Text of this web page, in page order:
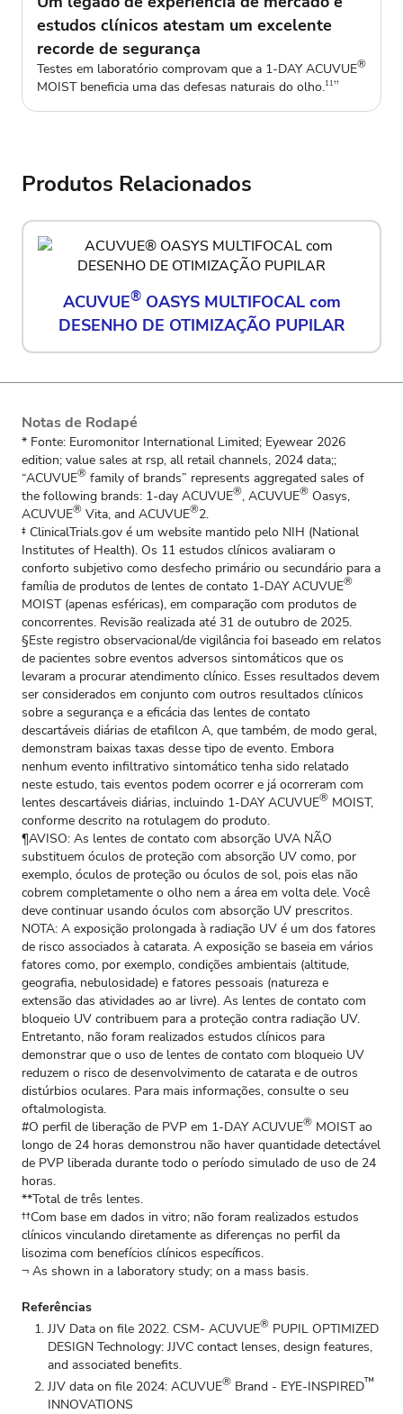
estudos clínicos atestam um excelente
recorde de segurança
Testes em laboratório comprovam que a 1-DAY ACUVUE®
MOIST beneficia uma das defesas naturais do olho.11††
Produtos Relacionados
ACUVUE®OASYS MULTIFOCAL com
DESENHO DE OTIMIZAÇÃO PUPILAR
Notas de Rodapé
* Fonte: Euromonitor International Limited; Eyewear 2026
edition; value sales at rsp, all retail channels, 2024 data;;
“ACUVUE® family of brands” represents aggregated sales of
the following brands: 1-day ACUVUE®, ACUVUE® Oasys,
ACUVUE® Vita, and ACUVUE®2.
‡ ClinicalTrials.gov é um website mantido pelo NIH (National
Institutes of Health). Os 11 estudos clínicos avaliaram o
conforto subjetivo como desfecho primário ou secundário para a
família de produtos de lentes de contato 1-DAY ACUVUE®
MOIST (apenas esféricas), em comparação com produtos de
concorrentes. Revisão realizada até 31 de outubro de 2025.
§Este registro observacional/de vigilância foi baseado em relatos
de pacientes sobre eventos adversos sintomáticos que os
levaram a procurar atendimento clínico. Esses resultados devem
ser considerados em conjunto com outros resultados clínicos
sobre a segurança e a eficácia das lentes de contato
descartáveis diárias de etafilcon A, que também, de modo geral,
demonstram baixas taxas desse tipo de evento. Embora
nenhum evento infiltrativo sintomático tenha sido relatado
neste estudo, tais eventos podem ocorrer e já ocorreram com
lentes descartáveis diárias, incluindo 1-DAY ACUVUE® MOIST,
conforme descrito na rotulagem do produto.
¶AVISO: As lentes de contato com absorção UVA NÃO
substituem óculos de proteção com absorção UV como, por
exemplo, óculos de proteção ou óculos de sol, pois elas não
cobrem completamente o olho nem a área em volta dele. Você
deve continuar usando óculos com absorção UV prescritos.
NOTA: A exposição prolongada à radiação UV é um dos fatores
de risco associados à catarata. A exposição se baseia em vários
fatores como, por exemplo, condições ambientais (altitude,
geografia, nebulosidade) e fatores pessoais (natureza e
extensão das atividades ao ar livre). As lentes de contato com
bloqueio UV contribuem para a proteção contra radiação UV.
Entretanto, não foram realizados estudos clínicos para
demonstrar que o uso de lentes de contato com bloqueio UV
reduzem o risco de desenvolvimento de catarata e de outros
distúrbios oculares. Para mais informações, consulte o seu
oftalmologista.
#O perfil de liberação de PVP em 1-DAY ACUVUE® MOIST ao
longo de 24 horas demonstrou não haver quantidade detectável
de PVP liberada durante todo o período simulado de uso de 24
horas.
**Total de três lentes.
††Com base em dados in vitro; não foram realizados estudos
clínicos vinculando diretamente as diferenças no perfil da
lisozima com benefícios clínicos específicos.
¬ As shown in a laboratory study; on a mass basis.
Referências
JJV Data on file 2022. CSM- ACUVUE® PUPIL OPTIMIZED
DESIGN Technology: JJVC contact lenses, design features,
and associated benefits.
JJV data on file 2024: ACUVUE® Brand - EYE-INSPIRED™
INNOVATIONS